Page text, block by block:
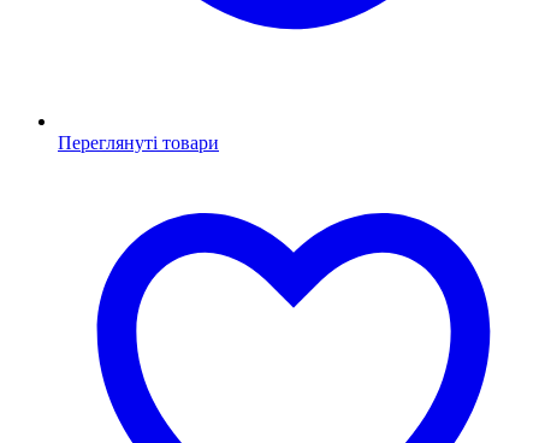
Переглянуті товари